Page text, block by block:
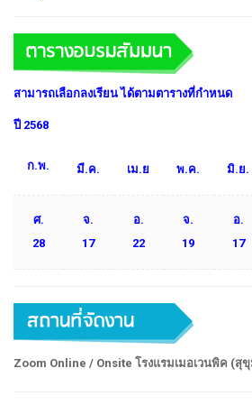
สามารถเลือกลงเรียน ได้ตามตารางที่กำหนด
ปี 2568
ก.พ. มี.ค. เม.ย พ.ค. มิ.ย.
ศ.
28
จ.
17
อ.
22
จ.
19
อ.
17
Zoom Online / Onsite โรงแรมเมอเวนพิค (สุ